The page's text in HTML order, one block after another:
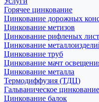
Горячее цинкование
Цинкование дорожных
Цинкование метизов
Цинкование рифленых
Цинкование
Цинкование труб
Цинкование мачт
Цинкование металла
Термодиффузия (ТДЦ)
Гальваническое
Цинкование балок